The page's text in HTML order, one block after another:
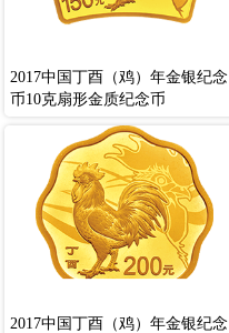
2017中国丁酉（鸡）年金银纪念
币10克扇形金质纪念币
2017中国丁酉（鸡）年金银纪念